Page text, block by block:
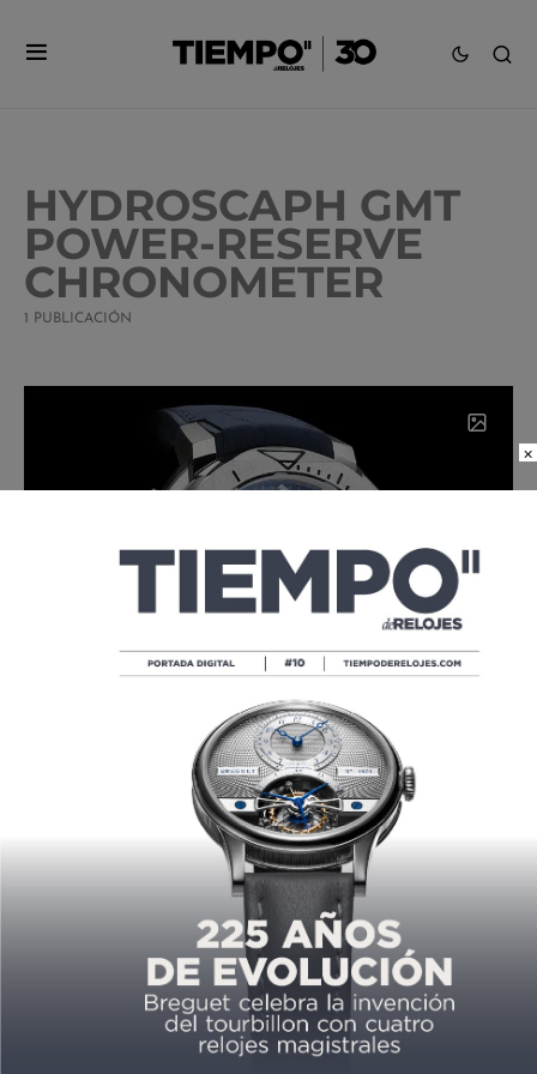
HYDROSCAPH GMT
POWER-RESERVE
CHRONOMETER
1 PUBLICACIÓN
PRE BASELWORLD 2016:
HYDROSCAPH GMT POWER-RESERVE
CHRONOMETER SE SUMERGE A 800
02/17/2016
×